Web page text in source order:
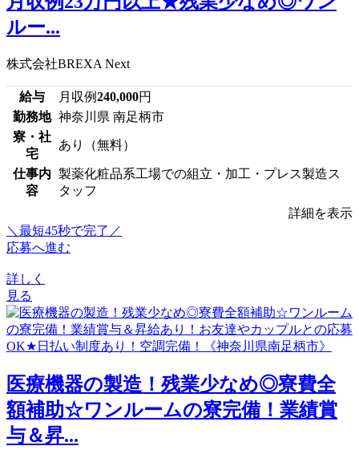
ルー...
株式会社BREXA Next
給与 月収例240,000円
勤務地 神奈川県 南足柄市
寮・社
宅
あり（無料）
仕事内
容
製薬化粧品系工場での組立・加工・プレス製造ス
タッフ
詳細を表示
＼最短45秒で完了／
応募へ進む
詳しく
見る
医療機器の製造！残業少なめ◎寮費全
額補助☆ワンルームの寮完備！業績賞
与＆昇...